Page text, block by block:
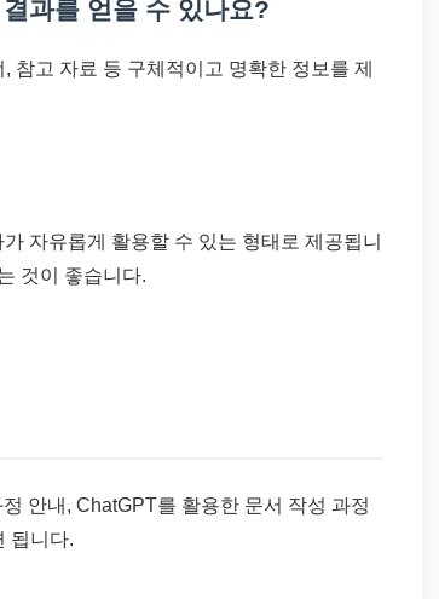
과를 얻을 수 있나요?
참고 자료 등 구체적이고 명확한 정보를 제
자유롭게 활용할 수 있는 형태로 제공됩니
것이 좋습니다.
안내, ChatGPT를 활용한 문서 작성 과정
됩니다.